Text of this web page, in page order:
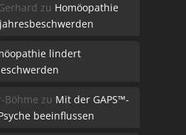
zu Homöopathie
lindert
Böhme zu Mit der GAPS™-
beeinflussen